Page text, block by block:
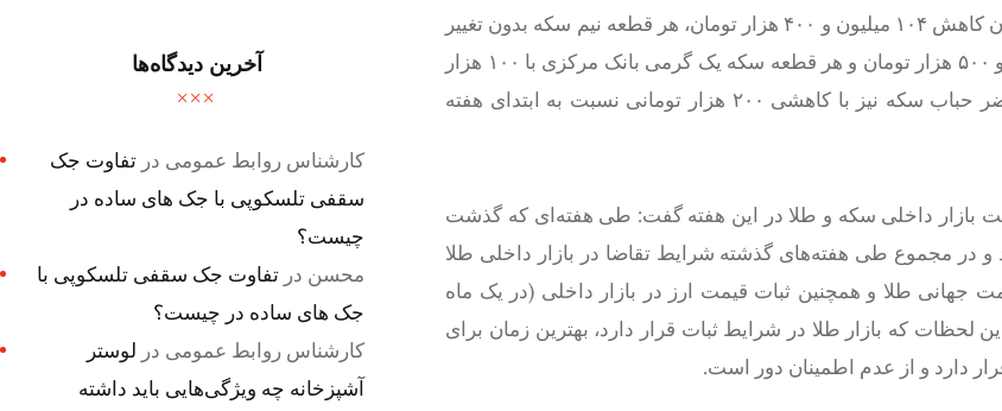
کاهش ۱۱۱ میلیون تومان، هر قطعه تمام سکه طرح قدیم با ۵۰۰ هزار تومان کاهش ۱۰۴ میلیون و ۴۰۰ هزار تومان، هر قطعه نیم سکه بدون تغییر
۵۸ میلیون تومان، هر قطعه ربع سکه با ۲۰۰ هزار تومان کاهش ۳۳ میلیون و ۵۰۰ هزار تومان و هر قطعه سکه یک گرمی بانک مرکزی با ۱۰۰ هزار
تومان کاهش به ۱۶ میلیون و ۴۰۰ هزار تومان رسیده است و در حال حاضر حباب سکه نیز با کاهشی ۲۰۰ هزار تومانی نسبت به ابتدای هفته
بازار داخلی سکه و طلا در این هفته گفت: طی هفته‌ای که گذشت
و در مجموع طی هفته‌های گذشته شرایط تقاضا در بازار داخلی طلا
طلا و همچنین ثبات قیمت ارز در بازار داخلی (در یک ماه
که بازار طلا در شرایط ثبات قرار دارد، بهترین زمان برای
دارد و از عدم اطمینان دور است.
آخرین دیدگاه‌ها
کارشناس روابط عمومی در تفاوت جک
سقفی تلسکوپی با جک های ساده در
چیست؟
محسن در تفاوت جک سقفی تلسکوپی با
جک های ساده در چیست؟
کارشناس روابط عمومی در لوستر
آشپزخانه چه ویژگی‌هایی باید داشته